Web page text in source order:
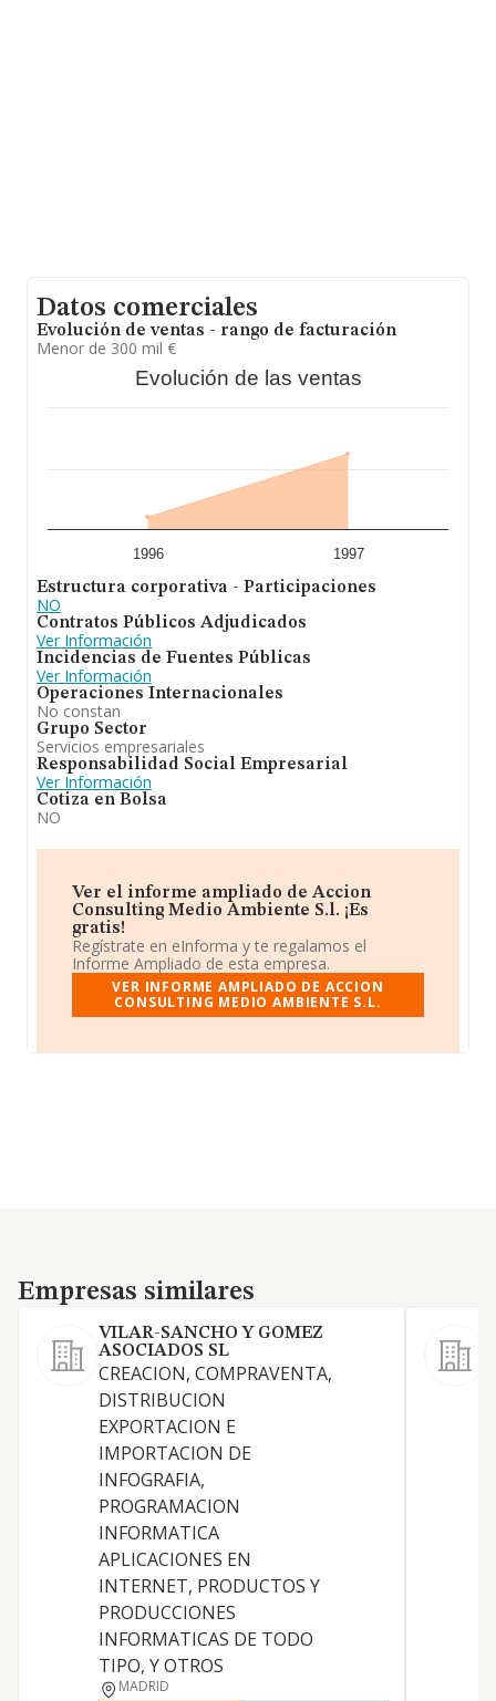
Datos comerciales
Evolución de ventas - rango de facturación
Menor de 300 mil €
Evolución de las ventas
1996 1997
Estructura corporativa - Participaciones
NO
Contratos Públicos Adjudicados
Ver Información
Incidencias de Fuentes Públicas
Ver Información
Operaciones Internacionales
No constan
Grupo Sector
Servicios empresariales
Responsabilidad Social Empresarial
Ver Información
Cotiza en Bolsa
NO
Ver el informe ampliado de Accion
Consulting Medio Ambiente S.l. ¡Es
gratis!
Regístrate en eInforma y te regalamos el
Informe Ampliado de esta empresa.
VER INFORME AMPLIADO DE ACCION
CONSULTING MEDIO AMBIENTE S.L.
Empresas similares
Empresas similares
VILAR-SANCHO Y GOMEZ
ASOCIADOS SL
CREACION, COMPRAVENTA,
DISTRIBUCION
EXPORTACION E
IMPORTACION DE
INFOGRAFIA,
PROGRAMACION
INFORMATICA
APLICACIONES EN
INTERNET, PRODUCTOS Y
PRODUCCIONES
INFORMATICAS DE TODO
TIPO, Y OTROS
MADRID